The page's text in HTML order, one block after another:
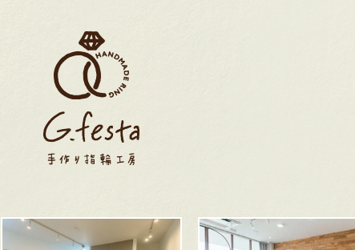
火曜日・水曜日
※祝日の場合は営業